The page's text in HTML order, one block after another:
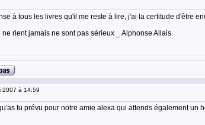
à tous les livres qu'il me reste à lire, j'ai la certitude d'être
rient jamais ne sont pas sérieux _ Alphonse Allais
2007 à 14:59
tu prévu pour notre amie alexa qui attends également